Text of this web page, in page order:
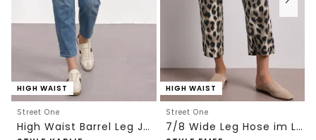
HIGH WAIST
Street One
High Waist Barrel Leg Jeans im Loose Fit
HIGH WAIST
Street One
7/8 Wide Leg Hose im Loose Fit mit Print